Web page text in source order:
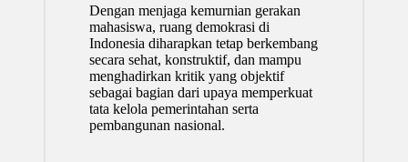
Dengan menjaga kemurnian gerakan
mahasiswa, ruang demokrasi di
Indonesia diharapkan tetap berkembang
secara sehat, konstruktif, dan mampu
menghadirkan kritik yang objektif
sebagai bagian dari upaya memperkuat
tata kelola pemerintahan serta
pembangunan nasional.